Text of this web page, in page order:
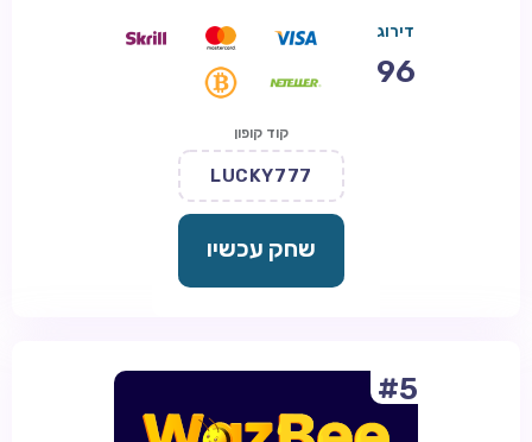
דירוג
96
קוד קופון
LUCKY777
שחק עכשיו
#5